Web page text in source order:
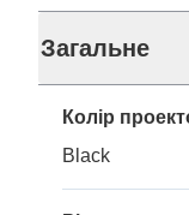
Загальне
Колір
Black